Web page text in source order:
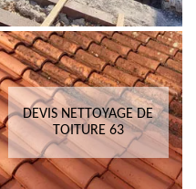
DEVIS NETTOYAGE DE
TOITURE 63